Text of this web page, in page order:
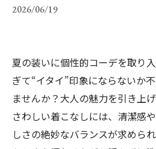
2026/06/19
夏の装いに個性的コーデを取り
ぎて“イタイ”印象にならないか
ませんか？大人の魅力を引き上
さわしい着こなしには、清潔感
しさの絶妙なバランスが求めら